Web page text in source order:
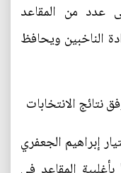
عدد من المقاعد
الناخبين ويحافظ
نتائج الانتخابات
(2005): تم اختيار إبراهيم الجعفري